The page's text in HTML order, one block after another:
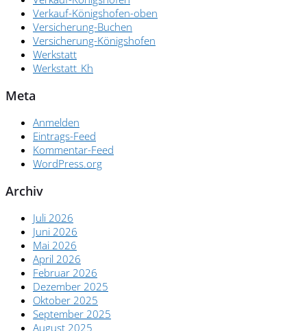
Verkauf-Königshofen-oben
Versicherung-Buchen
Versicherung-Königshofen
Werkstatt
Werkstatt_Kh
Meta
Anmelden
Eintrags-Feed
Kommentar-Feed
WordPress.org
Archiv
Juli 2026
Juni 2026
Mai 2026
April 2026
Februar 2026
Dezember 2025
Oktober 2025
September 2025
August 2025